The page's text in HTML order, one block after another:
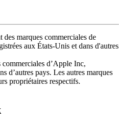
marques commerciales de
aux États-Unis et dans d'autres
d’Apple Inc,
d’autres pays. Les autres marques
propriétaires respectifs.